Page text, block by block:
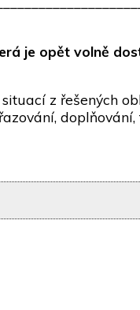
je opět volně
z řešených
doplňování,